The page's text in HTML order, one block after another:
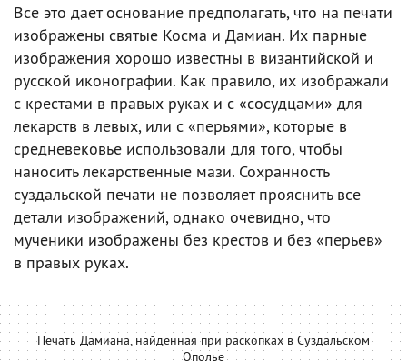
Все это дает основание предполагать, что на печати
изображены святые Косма и Дамиан. Их парные
изображения хорошо известны в византийской и
русской иконографии. Как правило, их изображали
с крестами в правых руках и с «сосудцами» для
лекарств в левых, или с «перьями», которые в
средневековье использовали для того, чтобы
наносить лекарственные мази. Сохранность
суздальской печати не позволяет прояснить все
детали изображений, однако очевидно, что
мученики изображены без крестов и без «перьев»
в правых руках.
Печать Дамиана, найденная при раскопках в Суздальском
Ополье